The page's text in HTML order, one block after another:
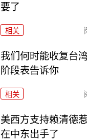
要了
相关
我们何时能收复台
阶段表告诉你
相关
美西方支持赖清德
在中东出手了